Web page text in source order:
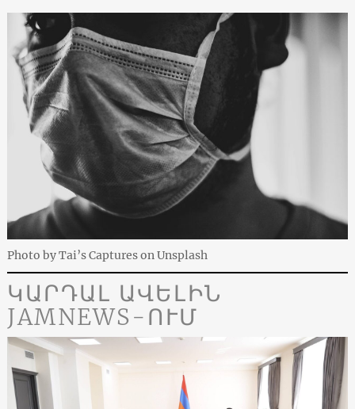
Photo by Tai’s Captures on Unsplash
ԿԱՐԴԱԼ ԱՎԵԼԻՆ
JAMNEWS-ՈՒՄ